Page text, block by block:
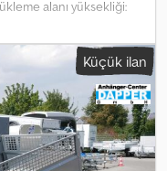
alanı yüksekliği:
alın
olarak mevcut
teslim alın veya teslimat
için çevrimiçi teslim
850'nin üzerinde yeni
sürekli olarak sunuluyor.
LIGHT 2314
FRENSİZ ONLINE
Küçük ilan